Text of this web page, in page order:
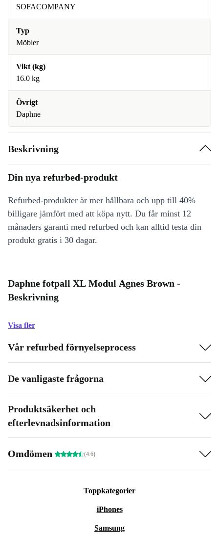
SOFACOMPANY
Typ
Möbler
Vikt (kg)
16.0 kg
Övrigt
Daphne
Beskrivning
Din nya refurbed-produkt
Refurbed-produkter är mer hållbara och upp till 40%
billigare jämfört med att köpa nytt. Du får minst 12
månaders garanti med refurbed och kan alltid testa din
produkt gratis i 30 dagar.
Daphne fotpall XL Modul Agnes Brown -
Beskrivning
Visa fler
Vår refurbed förnyelseprocess
De vanligaste frågorna
Produktsäkerhet och
efterlevnadsinformation
Omdömen (4.6)
Toppkategorier
iPhones
Samsung